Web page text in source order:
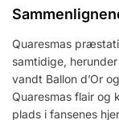
Quaresmas
samtidige,
vandt Ballon d’Or
Quaresmas flair og
plads i fansenes